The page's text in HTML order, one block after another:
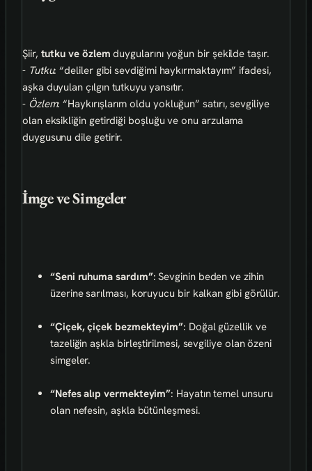
Şiir, tutku ve özlem duygularını yoğun bir şekilde taşır.
- Tutku: “deliler gibi sevdiğimi haykırmaktayım” ifadesi,
aşka duyulan çılgın tutkuyu yansıtır.
- Özlem: “Haykırışlarım oldu yokluğun” satırı, sevgiliye
olan eksikliğin getirdiği boşluğu ve onu arzulama
duygusunu dile getirir.
İmge ve Simgeler
“Seni ruhuma sardım”: Sevginin beden ve zihin
üzerine sarılması, koruyucu bir kalkan gibi görülür.
“Çiçek, çiçek bezmekteyim”: Doğal güzellik ve
tazeliğin aşkla birleştirilmesi, sevgiliye olan özeni
simgeler.
“Nefes alıp vermekteyim”: Hayatın temel unsuru
olan nefesin, aşkla bütünleşmesi.